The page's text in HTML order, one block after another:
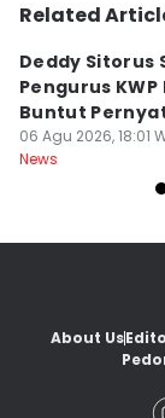
Related
Deddy Sitorus
Pengurus KWP
Buntut
Sirkus
06 Agu 2026, 18:01
News
About Us